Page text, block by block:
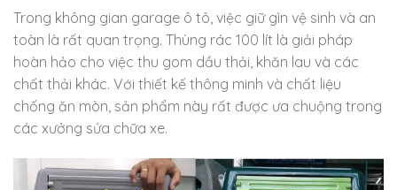
Trong không gian garage ô tô, việc giữ gìn vệ sinh và an
toàn là rất quan trọng. Thùng rác 100 lít là giải pháp
hoàn hảo cho việc thu gom dầu thải, khăn lau và các
chất thải khác. Với thiết kế thông minh và chất liệu
chống ăn mòn, sản phẩm này rất được ưa chuộng trong
các xưởng sửa chữa xe.